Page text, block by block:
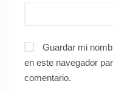
Guardar mi
en este navegador
comentario.